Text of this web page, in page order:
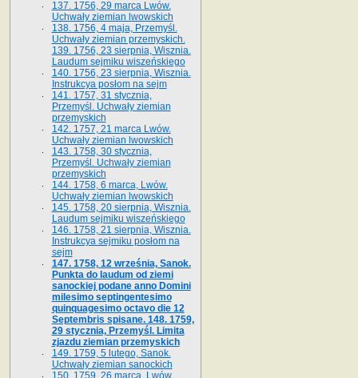
137. 1756, 29 marca Lwów.
Uchwały ziemian lwowskich
138. 1756, 4 maja, Przemyśl.
Uchwały ziemian przemyskich.
139. 1756, 23 sierpnia, Wisznia.
Laudum sejmiku wiszeńskiego
140. 1756, 23 sierpnia, Wisznia.
Instrukcya posłom na sejm
141. 1757, 31 stycznia,
Przemyśl. Uchwały ziemian
przemyskich
142. 1757, 21 marca Lwów.
Uchwały ziemian lwowskich
143. 1758, 30 stycznia,
Przemyśl. Uchwały ziemian
przemyskich
144. 1758, 6 marca, Lwów.
Uchwały ziemian lwowskich
145. 1758, 20 sierpnia, Wisznia.
Laudum sejmiku wiszeńskiego
146. 1758, 21 sierpnia, Wisznia.
Instrukcya sejmiku posłom na
sejm
147. 1758, 12 września, Sanok.
Punkta do laudum od ziemi
sanockiej podane anno Domini
milesimo septingentesimo
quinquagesimo octavo die 12
Septembris spisane. 148. 1759,
29 stycznia, Przemyśl. Limita
zjazdu ziemian przemyskich
149. 1759, 5 lutego, Sanok.
Uchwały ziemian sanockich
150. 1759, 26 marca, Lwów.